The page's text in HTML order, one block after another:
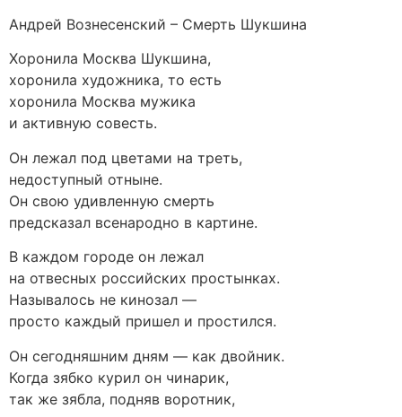
Андрей Вознесенский – Смерть Шукшина
Хоронила Москва Шукшина,
хоронила художника, то есть
хоронила Москва мужика
и активную совесть.
Он лежал под цветами на треть,
недоступный отныне.
Он свою удивленную смерть
предсказал всенародно в картине.
В каждом городе он лежал
на отвесных российских простынках.
Называлось не кинозал —
просто каждый пришел и простился.
Он сегодняшним дням — как двойник.
Когда зябко курил он чинарик,
так же зябла, подняв воротник,